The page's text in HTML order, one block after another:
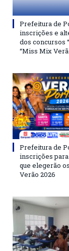
Prefeitura de
inscrições e
dos concursos
“Miss Mix
Prefeitura de
inscrições
que elegerão
Verão 2026